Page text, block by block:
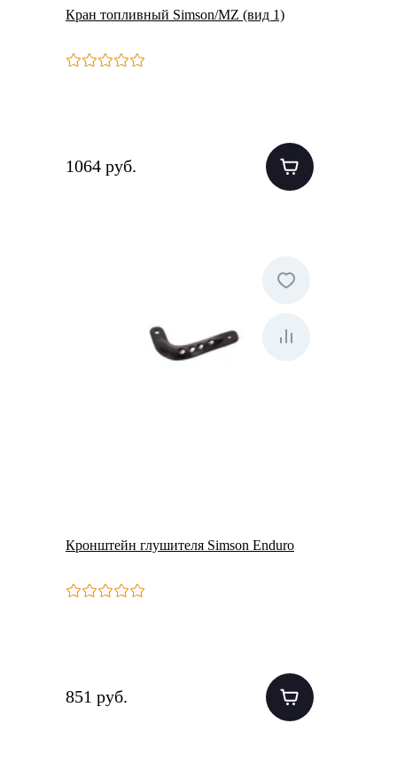
Кран топливный Simson/MZ (вид 1)
1064 руб.
Кронштейн глушителя Simson Enduro
851 руб.